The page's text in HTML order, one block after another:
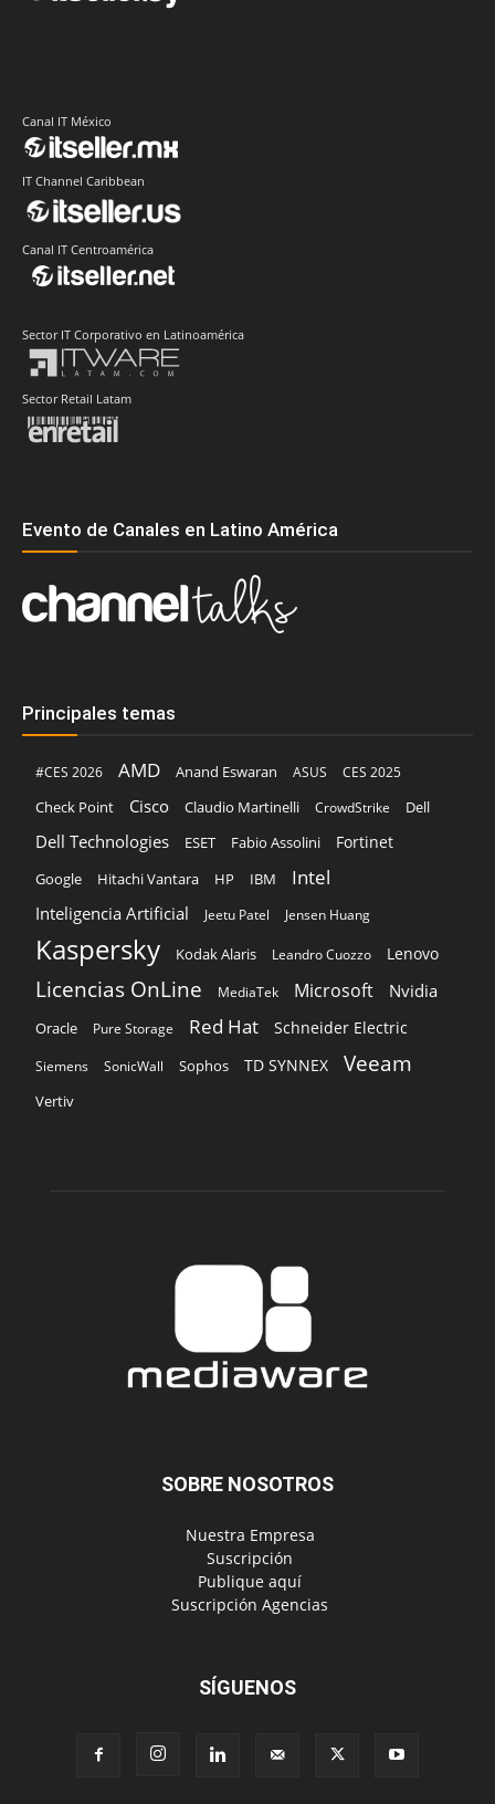
Canal IT México
IT Channel Caribbean
Canal IT Centroamérica
Sector IT Corporativo en Latinoamérica
Sector Retail Latam
Evento de Canales en Latino América
Principales temas
#CES 2026 AMD Anand Eswaran ASUS
CES 2025
Check Point
Cisco Claudio Martinelli CrowdStrike Dell
Dell Technologies ESET Fabio Assolini Fortinet
Google Hitachi Vantara HP IBM Intel
Inteligencia Artificial Jeetu Patel Jensen Huang
Kaspersky Kodak Alaris Leandro Cuozzo Lenovo
Licencias OnLine MediaTek Microsoft Nvidia
Oracle Pure Storage Red Hat Schneider Electric
Siemens SonicWall Sophos TD SYNNEX Veeam
Vertiv
SOBRE NOSOTROS
‎ Nuestra Empresa
‎ Suscripción
‎ Publique aquí
‎ Suscripción Agencias
SÍGUENOS